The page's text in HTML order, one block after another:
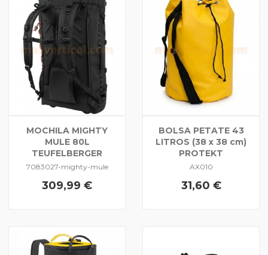
MOCHILA MIGHTY
MULE 80L
TEUFELBERGER
7083027-mighty-mule
309,99 €
BOLSA PETATE 43
LITROS (38 x 38 cm)
PROTEKT
AX010
31,60 €